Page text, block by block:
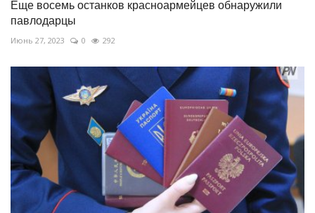
Еще восемь останков красноармейцев обнаружили
павлодарцы
Июнь 27, 2023 0 292